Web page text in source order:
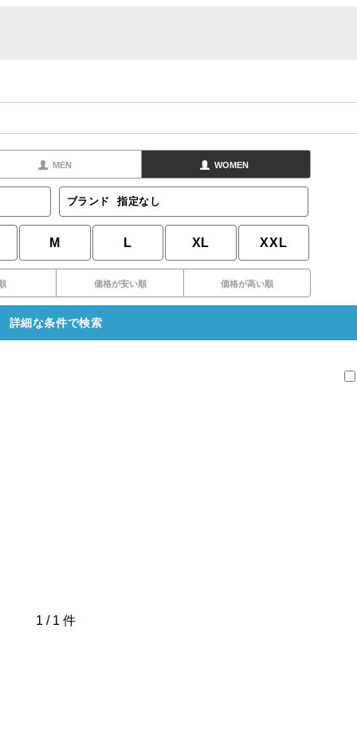
MEN WOMEN
ブランド 指定なし
M L XL XXL
価格が安い順 価格が高い順
詳細な条件で検索
1 / 1 件